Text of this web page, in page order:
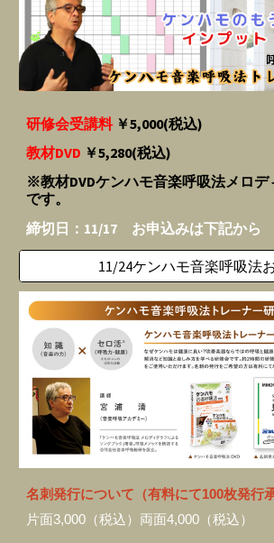
研修会受講料 ￥5,000(税込)
教材DVD ￥5,280(税込)
※教材DVDケンハモ音楽呼吸法メロデ
です。
締切日：11/17 お申込みは下記から
11/24ケンハモ音楽呼吸法
名刺発行について（有料にて100枚発行
片面3,000（税込）両面4,000（税込）